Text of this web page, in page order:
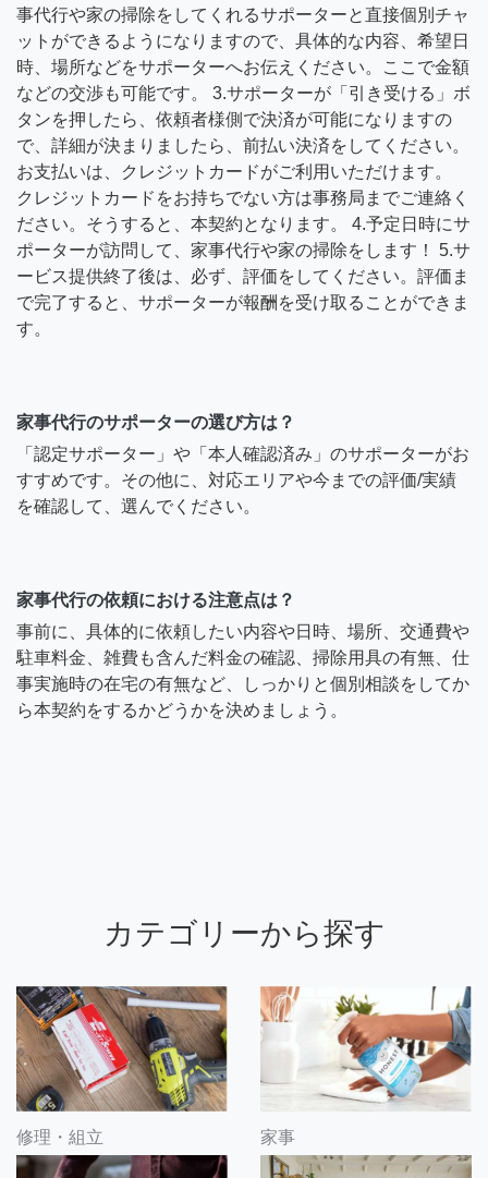
事代行や家の掃除をしてくれるサポーターと直接個別チャ
ットができるようになりますので、具体的な内容、希望日
時、場所などをサポーターへお伝えください。ここで金額
などの交渉も可能です。 3.サポーターが「引き受ける」ボ
タンを押したら、依頼者様側で決済が可能になりますの
で、詳細が決まりましたら、前払い決済をしてください。
お支払いは、クレジットカードがご利用いただけます。
クレジットカードをお持ちでない方は事務局までご連絡く
ださい。そうすると、本契約となります。 4.予定日時にサ
ポーターが訪問して、家事代行や家の掃除をします！ 5.サ
ービス提供終了後は、必ず、評価をしてください。評価ま
で完了すると、サポーターが報酬を受け取ることができま
す。
家事代行のサポーターの選び方は？
「認定サポーター」や「本人確認済み」のサポーターがお
すすめです。その他に、対応エリアや今までの評価/実績
を確認して、選んでください。
家事代行の依頼における注意点は？
事前に、具体的に依頼したい内容や日時、場所、交通費や
駐車料金、雑費も含んだ料金の確認、掃除用具の有無、仕
事実施時の在宅の有無など、しっかりと個別相談をしてか
ら本契約をするかどうかを決めましょう。
カテゴリーから探す
修理・組立 家事